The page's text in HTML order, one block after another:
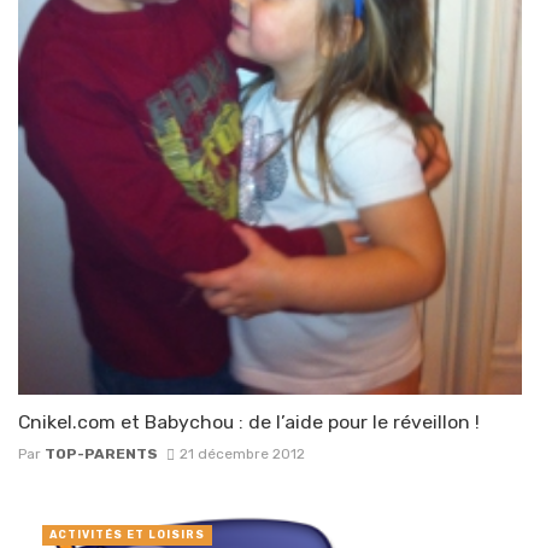
Cnikel.com et Babychou : de l’aide pour le réveillon !
Par TOP-PARENTS 21 décembre 2012
ACTIVITÉS ET LOISIRS